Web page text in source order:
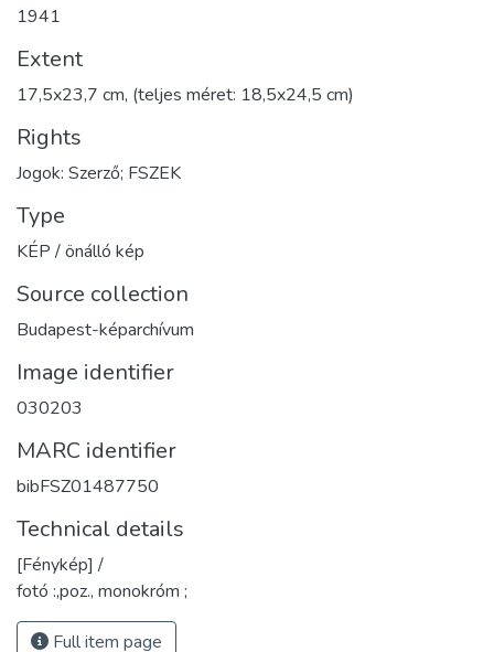
1941
Extent
17,5x23,7 cm, (teljes méret: 18,5x24,5 cm)
Rights
Jogok: Szerző; FSZEK
Type
KÉP / önálló kép
Source collection
Budapest-képarchívum
Image identifier
030203
MARC identifier
bibFSZ01487750
Technical details
[Fénykép] /
fotó :,poz., monokróm ;
Full item page